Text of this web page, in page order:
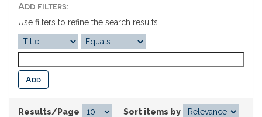
Add filters:
Use filters to refine the search results.
Results/Page
Sort items by